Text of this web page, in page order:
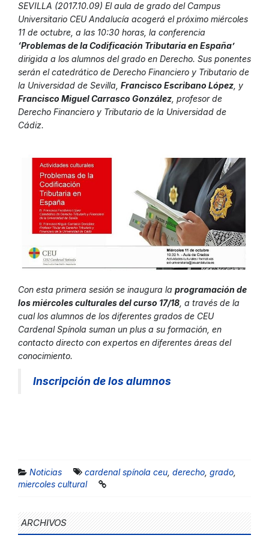
SEVILLA (2017.10.09) El aula de grado del Campus
Universitario CEU Andalucía acogerá el próximo miércoles
11 de octubre, a las 10:30 horas, la conferencia
‘Problemas de la Codificación Tributaria en España’
dirigida a los alumnos del grado en Derecho. Sus ponentes
serán el catedrático de Derecho Financiero y Tributario de
la Universidad de Sevilla, Francisco Escribano López , y
Francisco Miguel Carrasco González , profesor de
Derecho Financiero y Tributario de la Universidad de
Cádiz.
Con esta primera sesión se inaugura la programación de
los miércoles culturales del curso 17/18 , a través de la
cual los alumnos de los diferentes grados de CEU
Cardenal Spínola suman un plus a su formación, en
contacto directo con expertos en diferentes áreas del
conocimiento.
Inscripción de los alumnos
Noticias cardenal spínola ceu derecho grado
miercoles cultural
ARCHIVOS